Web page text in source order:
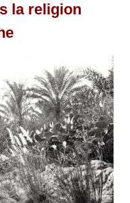
la religion